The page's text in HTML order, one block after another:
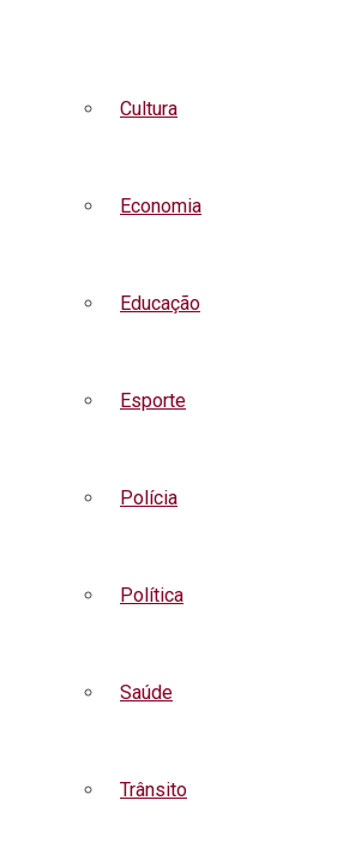
Cultura
Economia
Educação
Esporte
Polícia
Política
Saúde
Trânsito